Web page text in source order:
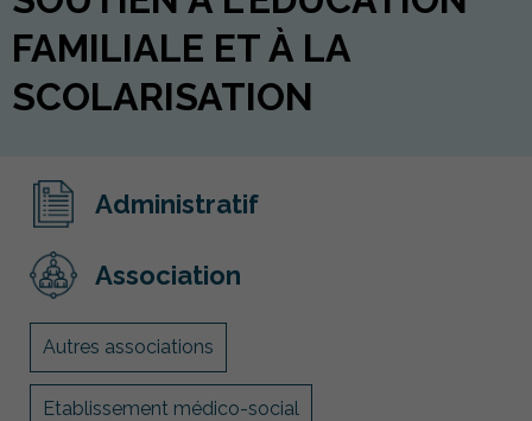
FAMILIALE ET À LA
SCOLARISATION
Administratif
Association
Autres associations
Etablissement médico-social